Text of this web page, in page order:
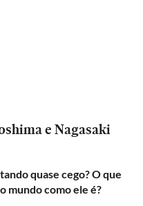
e Nagasaki
quase cego? O que
mundo como ele é?